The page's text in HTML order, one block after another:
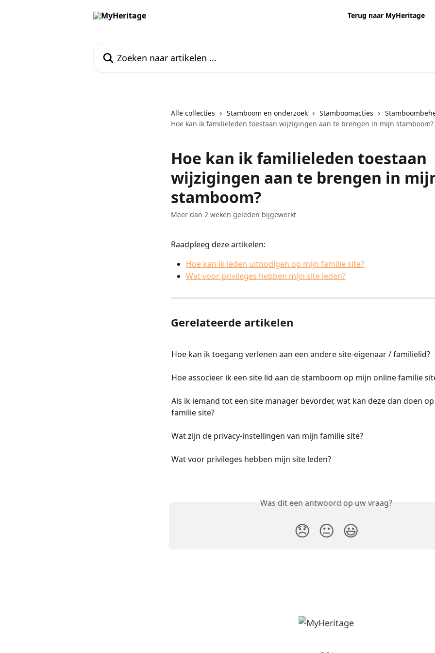
Terug naar MyHeritage
Alle collecties Stamboom en onderzoek Stamboomacties
Hoe kan ik familieleden toestaan wijzigingen aan te brengen in mijn stamboom?
Hoe kan ik familieleden toestaan
wijzigingen aan te brengen in
stamboom?
Meer dan 2 weken geleden bijgewerkt
Raadpleeg deze artikelen:
Hoe kan ik leden uitnodigen op mijn familie site?
Wat voor privileges hebben mijn site leden?
Gerelateerde artikelen
Hoe kan ik toegang verlenen aan een andere site-eigenaar / familielid?
Hoe associeer ik een site lid aan de stamboom op mijn online familie
Als ik iemand tot een site manager bevorder, wat kan deze dan doen
familie site?
Wat zijn de privacy-instellingen van mijn familie site?
Wat voor privileges hebben mijn site leden?
Was dit een antwoord op uw vraag?
😞 😐 😃